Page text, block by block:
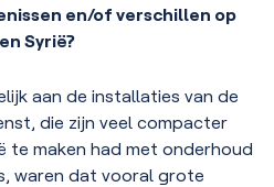
en/of verschillen op
Syrië?
aan de installaties van de
die zijn veel compacter
te maken had met onderhoud
waren dat vooral grote